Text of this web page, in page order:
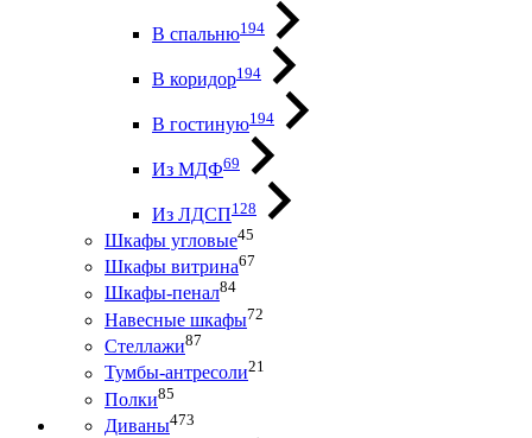
В спальню194
В коридор194
В гостиную194
Из МДФ69
Из ЛДСП128
Шкафы угловые45
Шкафы витрина67
Шкафы-пенал84
Навесные шкафы72
Стеллажи87
Тумбы-антресоли21
Полки85
Диваны473